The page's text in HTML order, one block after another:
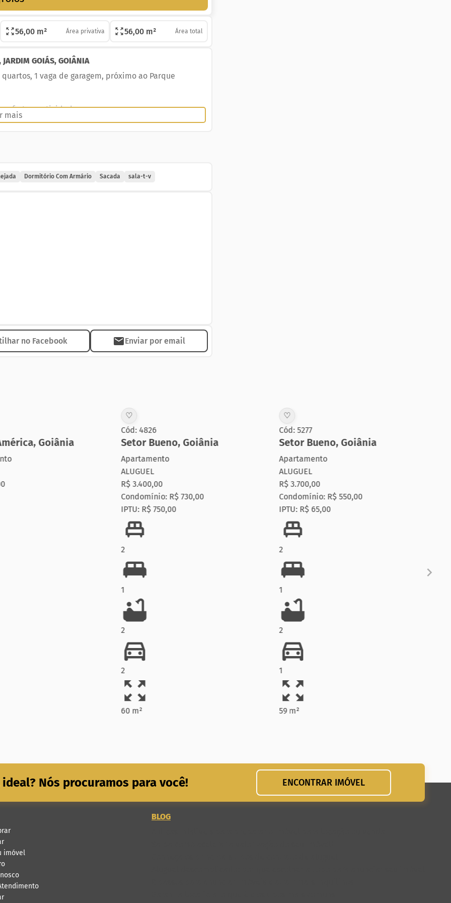
56,00 m² Área privativa 56,00 m² Área total
GOIÁS, GOIÂNIA
1 vaga de garagem, próximo ao Parque
praticidade e segurança.
mais
Dormitório Com Armário Sacada sala-t-v
no Facebook Enviar por email
,Goiânia
♡
Cód: 4826
Setor Bueno,Goiânia
Apartamento
ALUGUEL
R$ 3.400,00
Condomínio: R$ 730,00
IPTU: R$ 750,00
60 m²
♡
Cód: 5277
Setor Bueno,Goiânia
Apartamento
ALUGUEL
R$ 3.700,00
Condomínio: R$ 550,00
IPTU: R$ 65,00
59 m²
Nós procuramos para você! ENCONTRAR IMÓVEL
imóvel
BLOG